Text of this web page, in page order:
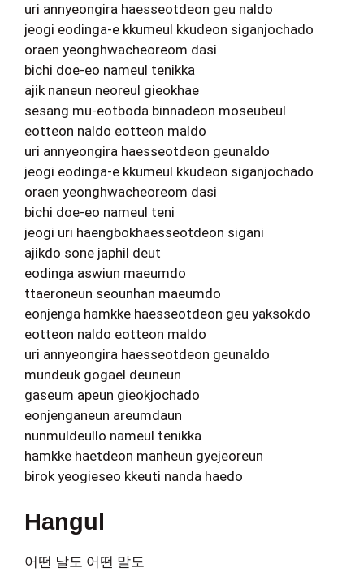
uri annyeongira haesseotdeon geu naldo
jeogi eodinga-e kkumeul kkudeon siganjochado
oraen yeonghwacheoreom dasi
bichi doe-eo nameul tenikka
ajik naneun neoreul gieokhae
sesang mu-eotboda binnadeon moseubeul
eotteon naldo eotteon maldo
uri annyeongira haesseotdeon geunaldo
jeogi eodinga-e kkumeul kkudeon siganjochado
oraen yeonghwacheoreom dasi
bichi doe-eo nameul teni
jeogi uri haengbokhaesseotdeon sigani
ajikdo sone japhil deut
eodinga aswiun maeumdo
ttaeroneun seounhan maeumdo
eonjenga hamkke haesseotdeon geu yaksokdo
eotteon naldo eotteon maldo
uri annyeongira haesseotdeon geunaldo
mundeuk gogael deuneun
gaseum apeun gieokjochado
eonjenganeun areumdaun
nunmuldeullo nameul tenikka
hamkke haetdeon manheun gyejeoreun
birok yeogieseo kkeuti nanda haedo
Hangul
어떤 날도 어떤 말도